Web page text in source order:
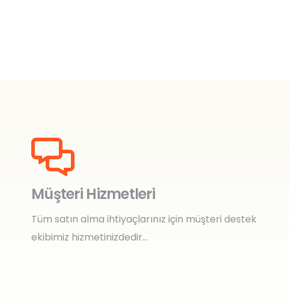
Müşteri Hizmetleri
Tüm satın alma ihtiyaçlarınız için müşteri destek
ekibimiz hizmetinizdedir…